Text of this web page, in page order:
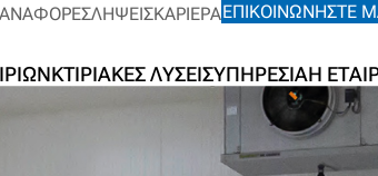
ΚΤΙΡΙΑΚΈΣ ΛΎΣΕΙΣΥΠΗΡΕΣΊΑΗ
ΑΝΑΦΟΡΈΣΛΉΨΕΙΣΚΑΡΙΈΡΑΕΠΙΚΟΙΝΩΝΉΣΤΕ